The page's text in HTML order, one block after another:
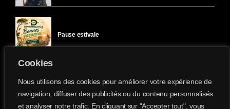
Cookies
Nous utilisons des cookies pour améliorer votre expérience de
navigation, diffuser des publicités ou du contenu personnalisés
et analyser notre trafic. En cliquant sur "Accepter tout", vous
Pause estivale
Ici l’Ombre – mardi 28 juillet